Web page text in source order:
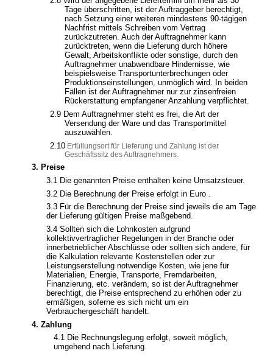
Tage überschritten, ist der Auftraggeber berechtigt,
nach Setzung einer weiteren mindestens 90-tägigen
Nachfrist mittels Schreiben vom Vertrag
zurückzutreten. Auch der Auftragnehmer kann
zurücktreten, wenn die Lieferung durch höhere
Gewalt, Arbeitskonflikte oder sonstige, durch den
Auftragnehmer unabwendbare Hindernisse, wie
beispielsweise Transportunterbrechungen oder
Produktionseinstellungen, unmöglich wird. In beiden
Fällen ist der Auftragnehmer nur zur zinsenfreien
Rückerstattung empfangener Anzahlung verpflichtet.
2.9 Dem Auftragnehmer steht es frei, die Art der
Versendung der Ware und das Transportmittel
auszuwählen.
2.10 Erfüllungsort für Lieferung und Zahlung ist der
Geschäftssitz des Auftragnehmers.
3. Preise
3.1 Die genannten Preise enthalten keine Umsatzsteuer.
3.2 Die Berechnung der Preise erfolgt in Euro .
3.3 Für die Berechnung der Preise sind jeweils die am Tage
der Lieferung gültigen Preise maßgebend.
3.4 Sollten sich die Lohnkosten aufgrund
kollektivvertraglicher Regelungen in der Branche oder
innerbetrieblicher Abschlüsse oder sollten sich andere, für
die Kalkulation relevante Kostenstellen oder zur
Leistungserstellung notwendige Kosten, wie jene für
Materialien, Energie, Transporte, Fremdarbeiten,
Finanzierung, etc. verändern, so ist der Auftragnehmer
berechtigt, die Preise entsprechend zu erhöhen oder zu
ermäßigen, soferne es sich nicht um ein
Verbrauchergeschäft handelt.
4. Zahlung
4.1 Die Rechnungslegung erfolgt, soweit möglich,
umgehend nach Lieferung.